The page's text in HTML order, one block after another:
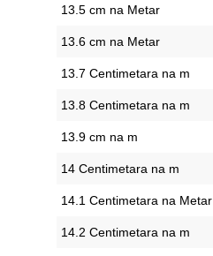
13.5 cm na Metar
13.6 cm na Metar
13.7 Centimetara na m
13.8 Centimetara na m
13.9 cm na m
14 Centimetara na m
14.1 Centimetara na Metar
14.2 Centimetara na m